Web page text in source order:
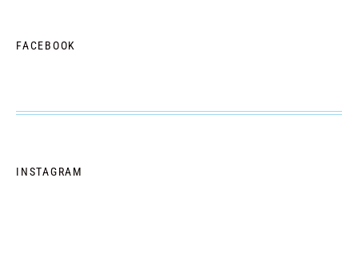
FACEBOOK
INSTAGRAM